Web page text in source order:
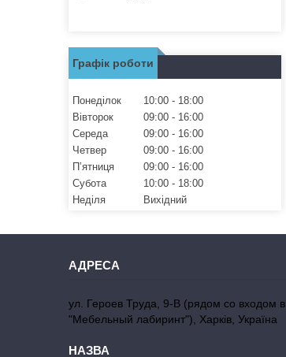
Графік роботи
Понеділок 10:00
18:00
Вівторок
09:00
16:00
Середа
09:00
16:00
Четвер
09:00
16:00
Пʼятниця
09:00
16:00
Субота
10:00
18:00
Неділя
Вихідний
ул. Героев Труда, 9-В (рядом со входом в
"Мебельный лабиринт"), Харків, Україна